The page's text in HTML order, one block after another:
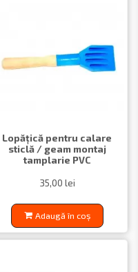
Lopățică pentru calare
sticlă / geam montaj
tamplarie PVC
35,00 lei
Adaugă în coș